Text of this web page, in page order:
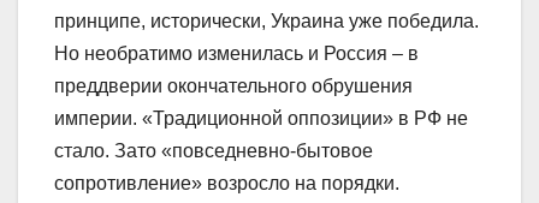
принципе, исторически, Украина уже победила.
Но необратимо изменилась и Россия – в
преддверии окончательного обрушения
империи. «Традиционной оппозиции» в РФ не
стало. Зато «повседневно-бытовое
сопротивление» возросло на порядки.